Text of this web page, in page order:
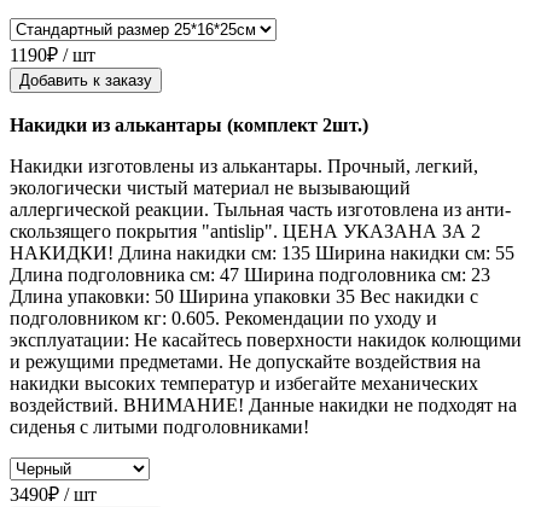
1190₽ / шт
Добавить к заказу
Накидки из алькантары (комплект 2шт.)
Накидки изготовлены из алькантары. Прочный, легкий,
экологически чистый материал не вызывающий
аллергической реакции. Тыльная часть изготовлена из анти-
скользящего покрытия "antislip". ЦЕНА УКАЗАНА ЗА 2
НАКИДКИ! Длина накидки см: 135 Ширина накидки см: 55
Длина подголовника см: 47 Ширина подголовника см: 23
Длина упаковки: 50 Ширина упаковки 35 Вес накидки с
подголовником кг: 0.605. Рекомендации по уходу и
эксплуатации: Не касайтесь поверхности накидок колющими
и режущими предметами. Не допускайте воздействия на
накидки высоких температур и избегайте механических
воздействий. ВНИМАНИЕ! Данные накидки не подходят на
сиденья с литыми подголовниками!
3490₽ / шт